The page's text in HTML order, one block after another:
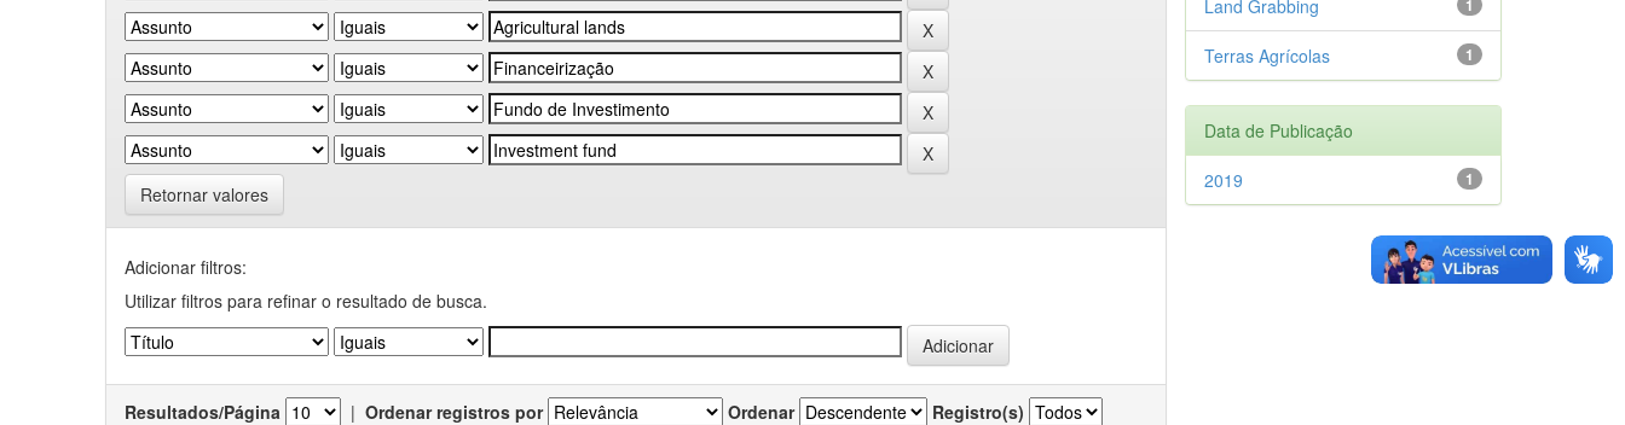
Retornar valores
Adicionar filtros:
Utilizar filtros para refinar o resultado de busca.
Resultados/Página | Ordenar registros por Ordenar Registro(s)
1
Land Grabbing
1
Terras Agrícolas
Data de Publicação
1
2019